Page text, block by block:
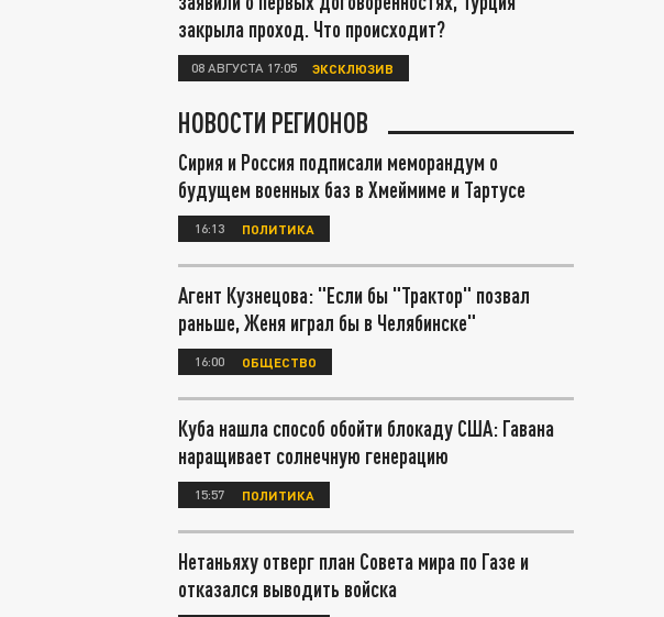
закрыла проход. Что происходит?
08 АВГУСТА 17:05 ЭКСКЛЮЗИВ
НОВОСТИ РЕГИОНОВ
Сирия и Россия подписали меморандум о
будущем военных баз в Хмеймиме и Тартусе
16:13 ПОЛИТИКА
Агент Кузнецова: "Если бы "Трактор" позвал
раньше, Женя играл бы в Челябинске"
16:00 ОБЩЕСТВО
Куба нашла способ обойти блокаду США: Гавана
наращивает солнечную генерацию
15:57 ПОЛИТИКА
Нетаньяху отверг план Совета мира по Газе и
отказался выводить войска